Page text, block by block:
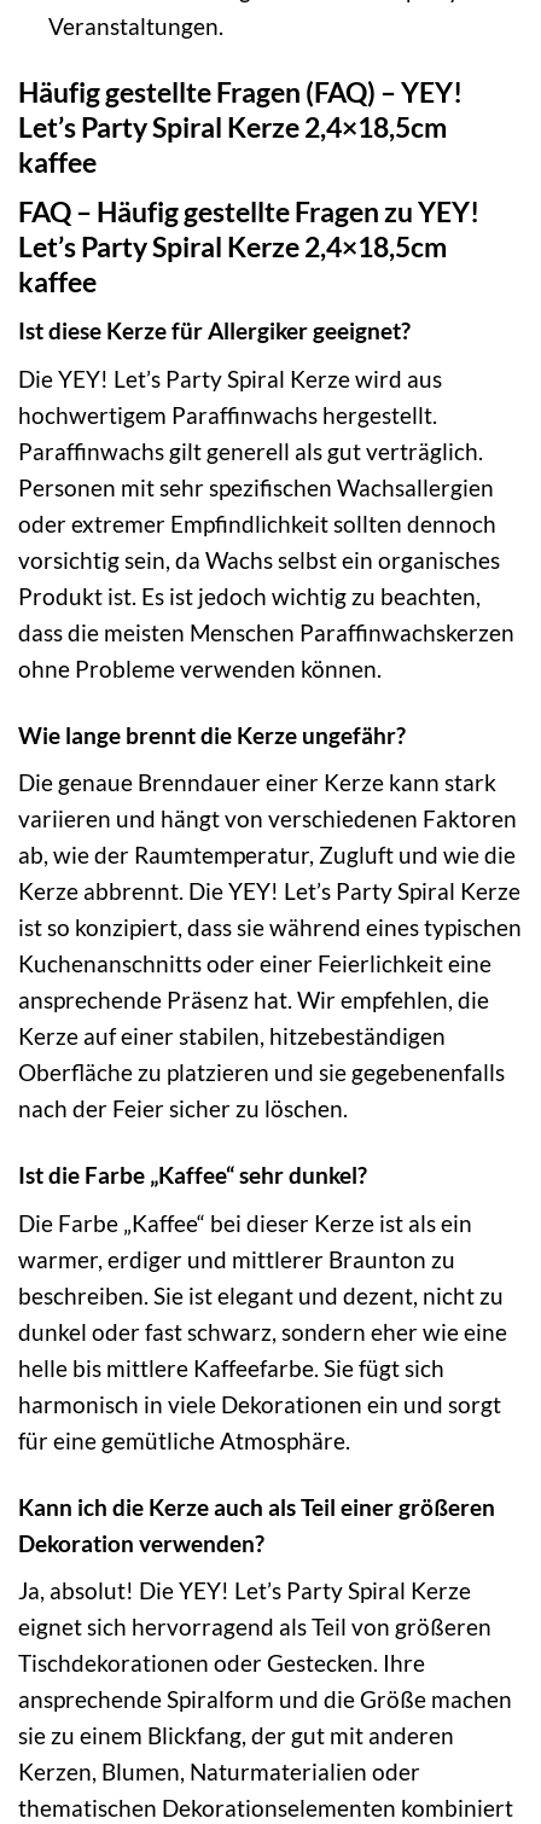
Veranstaltungen.
Häufig gestellte Fragen (FAQ) – YEY!
Let’s Party Spiral Kerze 2,4×18,5cm
kaffee
FAQ – Häufig gestellte Fragen zu YEY!
Let’s Party Spiral Kerze 2,4×18,5cm
kaffee
Ist diese Kerze für Allergiker geeignet?
Die YEY! Let’s Party Spiral Kerze wird aus
hochwertigem Paraffinwachs hergestellt.
Paraffinwachs gilt generell als gut verträglich.
Personen mit sehr spezifischen Wachsallergien
oder extremer Empfindlichkeit sollten dennoch
vorsichtig sein, da Wachs selbst ein organisches
Produkt ist. Es ist jedoch wichtig zu beachten,
dass die meisten Menschen Paraffinwachskerzen
ohne Probleme verwenden können.
Wie lange brennt die Kerze ungefähr?
Die genaue Brenndauer einer Kerze kann stark
variieren und hängt von verschiedenen Faktoren
ab, wie der Raumtemperatur, Zugluft und wie die
Kerze abbrennt. Die YEY! Let’s Party Spiral Kerze
ist so konzipiert, dass sie während eines typischen
Kuchenanschnitts oder einer Feierlichkeit eine
ansprechende Präsenz hat. Wir empfehlen, die
Kerze auf einer stabilen, hitzebeständigen
Oberfläche zu platzieren und sie gegebenenfalls
nach der Feier sicher zu löschen.
Ist die Farbe „Kaffee“ sehr dunkel?
Die Farbe „Kaffee“ bei dieser Kerze ist als ein
warmer, erdiger und mittlerer Braunton zu
beschreiben. Sie ist elegant und dezent, nicht zu
dunkel oder fast schwarz, sondern eher wie eine
helle bis mittlere Kaffeefarbe. Sie fügt sich
harmonisch in viele Dekorationen ein und sorgt
für eine gemütliche Atmosphäre.
Kann ich die Kerze auch als Teil einer größeren
Dekoration verwenden?
Ja, absolut! Die YEY! Let’s Party Spiral Kerze
eignet sich hervorragend als Teil von größeren
Tischdekorationen oder Gestecken. Ihre
ansprechende Spiralform und die Größe machen
sie zu einem Blickfang, der gut mit anderen
Kerzen, Blumen, Naturmaterialien oder
thematischen Dekorationselementen kombiniert